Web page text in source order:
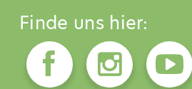
Finde uns hier: